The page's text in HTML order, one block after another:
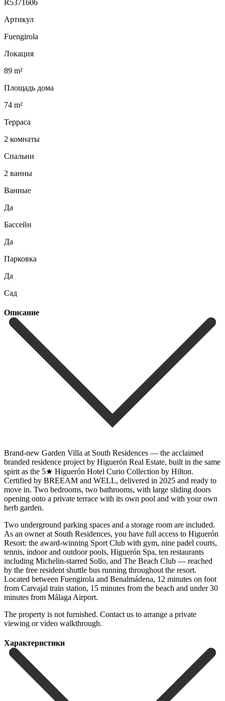
R5371606
Артикул
Fuengirola
Локация
89 m²
Площадь дома
74 m²
Терраса
2 комнаты
Спальни
2 ванны
Ванные
Да
Бассейн
Да
Парковка
Да
Сад
Описание
Brand-new Garden Villa at South Residences — the acclaimed
branded residence project by Higuerón Real Estate, built in the same
spirit as the 5★ Higuerón Hotel Curio Collection by Hilton.
Certified by BREEAM and WELL, delivered in 2025 and ready to
move in. Two bedrooms, two bathrooms, with large sliding doors
opening onto a private terrace with its own pool and with your own
herb garden.
Two underground parking spaces and a storage room are included.
As an owner at South Residences, you have full access to Higuerón
Resort: the award-winning Sport Club with gym, nine padel courts,
tennis, indoor and outdoor pools, Higuerón Spa, ten restaurants
including Michelin-starred Sollo, and The Beach Club — reached
by the free resident shuttle bus running throughout the resort.
Located between Fuengirola and Benalmádena, 12 minutes on foot
from ‌Carvajal ‌train ‌station, ‌15 minutes ‌from the ‌beach and under 30
minutes from Málaga Airport.
The ‌property is ‌not furnished. ‌Contact us to ‌arrange ‌a ‌private
‌viewing ‌or ‌video ‌walkthrough.
Характеристики